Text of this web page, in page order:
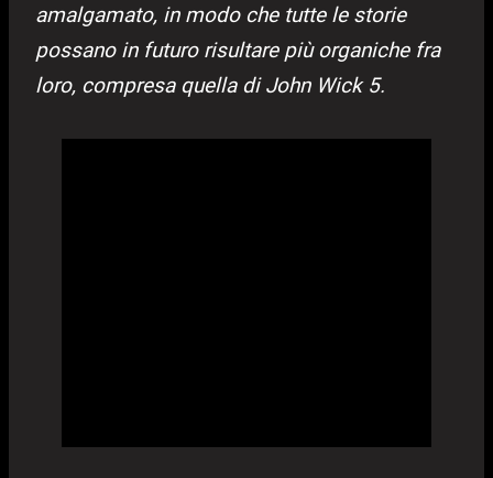
amalgamato, in modo che tutte le storie
possano in futuro risultare più organiche fra
loro, compresa quella di John Wick 5.